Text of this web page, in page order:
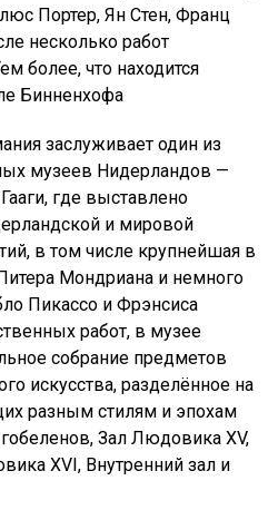
Портер, Ян Стен, Франц
несколько работ
более, что находится
Бинненхофа
заслуживает один из
музеев Нидерландов —
где выставлено
и мировой
в том числе крупнейшая в
Мондриана и немного
Пикассо и Фрэнсиса
работ, в музее
собрание предметов
искусства, разделённое на
разным стилям и эпохам
Зал Людовика XV,
XVI, Внутренний зал и